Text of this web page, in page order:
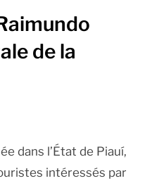
de la
dans l’État de Piauí,
intéressés par